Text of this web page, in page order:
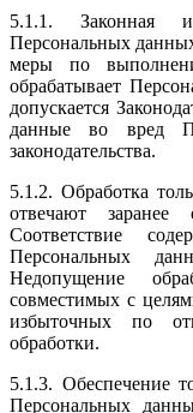
5.1.1. Законная и
Персональных
меры по
обрабатывает
допускается
данные во вред
законодательства.
5.1.2. Обработка
отвечают
Соответствие
Персональных
Недопущение
совместимых с
избыточных по
обработки.
5.1.3. Обеспечение
Персональных